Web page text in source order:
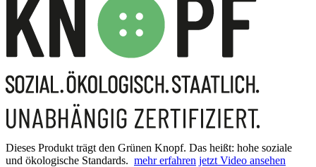
Dieses Produkt trägt den Grünen Knopf. Das heißt: hohe soziale
und ökologische Standards. mehr erfahren jetzt Video ansehen